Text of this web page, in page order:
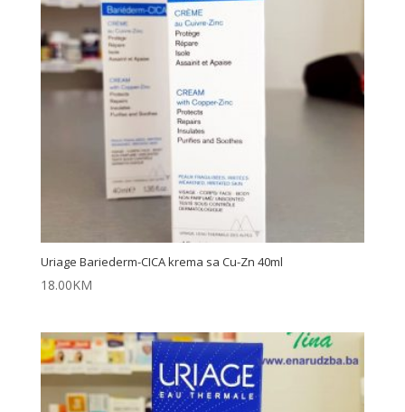
Uriage Bariederm-CICA krema sa Cu-Zn 40ml
18.00KM